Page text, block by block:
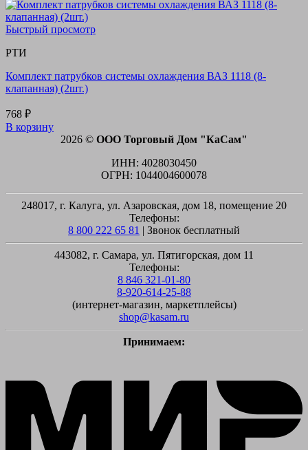
Быстрый просмотр
РТИ
Комплект патрубков системы охлаждения ВАЗ 1118 (8-
клапанная) (2шт.)
768 ₽
В корзину
2026 © ООО Торговый Дом "КаСам"
ИНН: 4028030450
ОГРН: 1044004600078
248017, г. Калуга, ул. Азаровская, дом 18, помещение 20
Телефоны:
8 800 222 65 81 | Звонок бесплатный
443082, г. Самара, ул. Пятигорская, дом 11
Телефоны:
8 846 321-01-80
8-920-614-25-88
(интернет-магазин, маркетплейсы)
shop@kasam.ru
Принимаем: